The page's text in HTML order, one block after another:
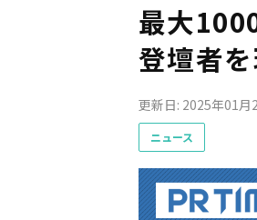
最大
登壇者
更新日: 2025年01月
ニュース